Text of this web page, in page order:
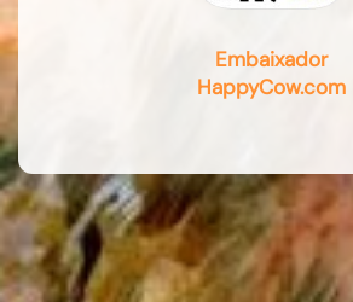
Embaixador
HappyCow.com